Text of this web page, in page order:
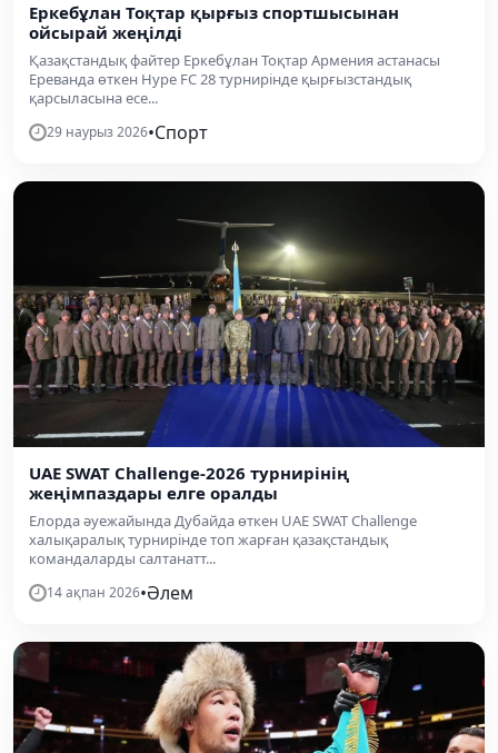
Еркебұлан Тоқтар қырғыз спортшысынан
ойсырай жеңілді
Қазақстандық файтер Еркебұлан Тоқтар Армения астанасы
Ереванда өткен Hype FC 28 турнирінде қырғызстандық
қарсыласына есе...
29 наурыз 2026•Спорт
UAE SWAT Challenge-2026 турнирінің
жеңімпаздары елге оралды
Елорда әуежайында Дубайда өткен UAE SWAT Challenge
халықаралық турнирінде топ жарған қазақстандық
командаларды салтанатт...
14 ақпан 2026•Әлем